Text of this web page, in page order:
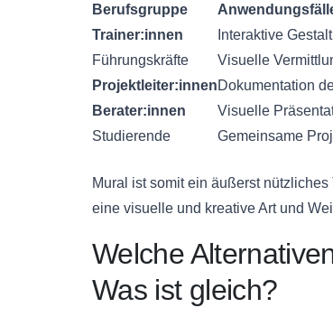
Berufsgruppe
Trainer:innen
Interaktive
Führungskräfte
Visuelle
Projektleiter:innenDokumentation
Berater:innen
Visuelle
Studierende
Gemeinsame
Mural ist somit ein äußerst
eine visuelle und kreative Art und
Welche
Was ist gleich?